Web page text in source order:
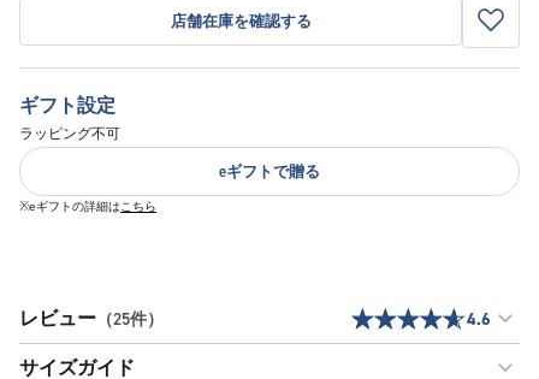
店舗在庫を確認する
ギフト設定
ラッピング不可
eギフトで贈る
※eギフトの詳細はこちら
レビュー （25件） 4.6
サイズガイド